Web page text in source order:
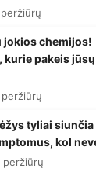
jokios
kurie pakeis
tyliai
kol